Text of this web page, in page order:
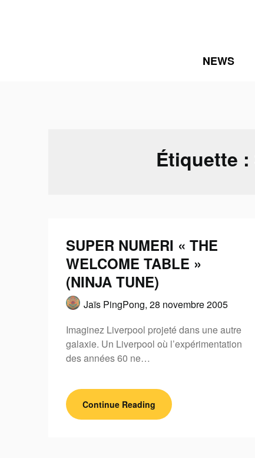
NEWS
Étiquette :
SUPER NUMERI « THE
WELCOME TABLE »
(NINJA TUNE)
Jaïs PingPong, 28 novembre 2005
Imaginez Liverpool projeté dans une autre
galaxie. Un Liverpool où l’expérimentation
des années 60 ne…
Continue Reading